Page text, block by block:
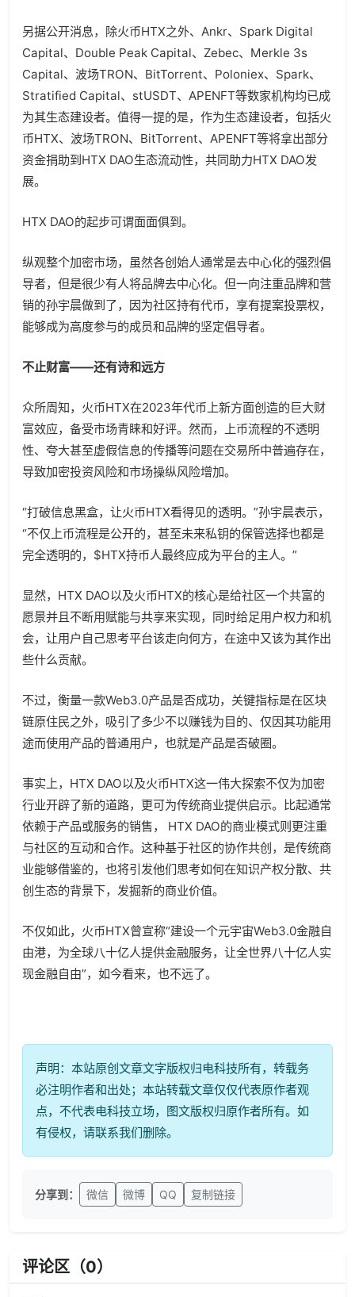
另据公开消息，除火币HTX之外、Ankr、Spark Digital
Capital、Double Peak Capital、Zebec、Merkle 3s
Capital、波场TRON、BitTorrent、Poloniex、Spark、
Stratified Capital、stUSDT、APENFT等数家机构均已成
为其生态建设者。值得一提的是，作为生态建设者，包括火
币HTX、波场TRON、BitTorrent、APENFT等将拿出部分
资金捐助到HTX DAO生态流动性，共同助力HTX DAO发
展。
HTX DAO的起步可谓面面俱到。
纵观整个加密市场，虽然各创始人通常是去中心化的强烈倡
导者，但是很少有人将品牌去中心化。但一向注重品牌和营
销的孙宇晨做到了，因为社区持有代币，享有提案投票权，
能够成为高度参与的成员和品牌的坚定倡导者。
不止财富——还有诗和远方
众所周知，火币HTX在2023年代币上新方面创造的巨大财
富效应，备受市场青睐和好评。然而，上币流程的不透明
性、夸大甚至虚假信息的传播等问题在交易所中普遍存在，
导致加密投资风险和市场操纵风险增加。
“打破信息黑盒，让火币HTX看得见的透明。”孙宇晨表示，
“不仅上币流程是公开的，甚至未来私钥的保管选择也都是
完全透明的，$HTX持币人最终应成为平台的主人。”
显然，HTX DAO以及火币HTX的核心是给社区一个共富的
愿景并且不断用赋能与共享来实现，同时给足用户权力和机
会，让用户自己思考平台该走向何方，在途中又该为其作出
些什么贡献。
不过，衡量一款Web3.0产品是否成功，关键指标是在区块
链原住民之外，吸引了多少不以赚钱为目的、仅因其功能用
途而使用产品的普通用户，也就是产品是否破圈。
事实上，HTX DAO以及火币HTX这一伟大探索不仅为加密
行业开辟了新的道路，更可为传统商业提供启示。比起通常
依赖于产品或服务的销售， HTX DAO的商业模式则更注重
与社区的互动和合作。这种基于社区的协作共创，是传统商
业能够借鉴的，也将引发他们思考如何在知识产权分散、共
创生态的背景下，发掘新的商业价值。
不仅如此，火币HTX曾宣称“建设一个元宇宙Web3.0金融自
由港，为全球八十亿人提供金融服务，让全世界八十亿人实
现金融自由”，如今看来，也不远了。
声明：本站原创文章文字版权归电科技所有，转载务
必注明作者和出处；本站转载文章仅仅代表原作者观
点，不代表电科技立场，图文版权归原作者所有。如
有侵权，请联系我们删除。
分享到： 微信 微博 QQ 复制链接
评论区（0）